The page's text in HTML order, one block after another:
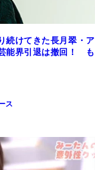
続けてきた長月翠・ア
能界引退は撤回！ も
ス